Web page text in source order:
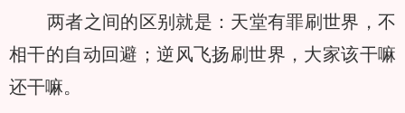
两者之间的区别就是：天堂有罪刷世界，不
相干的自动回避；逆风飞扬刷世界，大家该干嘛
还干嘛。